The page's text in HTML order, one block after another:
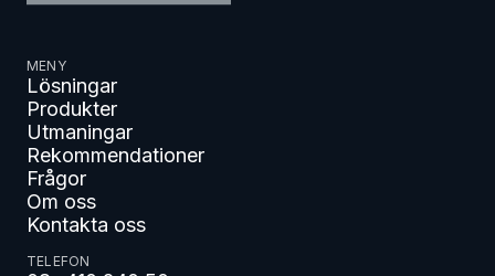
MENY
Lösningar
Produkter
Utmaningar
Rekommendationer
Frågor
Om oss
Kontakta oss
TELEFON